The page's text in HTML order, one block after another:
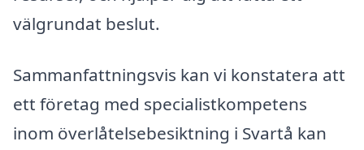
välgrundat beslut.
Sammanfattningsvis kan vi konstatera att
ett företag med specialistkompetens
inom överlåtelsebesiktning i Svartå kan